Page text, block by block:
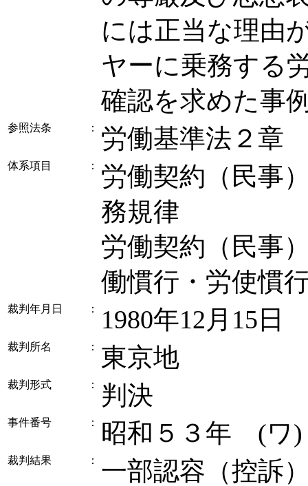
には正当な理由
ヤーに乗務する
確認を求めた事
参照法条 ： 労働基準法２章
体系項目 ：
労働契約（民事
務規律
労働契約（民事
働慣行・労使慣
裁判年月日 ： 1980年12月15日
裁判所名 ： 東京地
裁判形式 ： 判決
事件番号 ： 昭和５３年 (
裁判結果 ： 一部認容（控訴